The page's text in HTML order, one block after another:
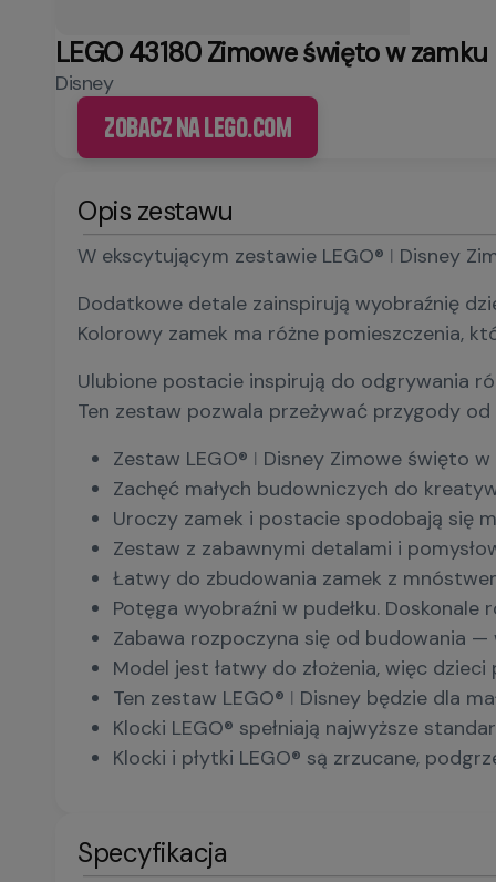
LEGO 43180 Zimowe święto w zamku
Disney
Zobacz na LEGO.com
Opis zestawu
W ekscytującym zestawie LEGO® ǀ Disney
Dodatkowe detale zainspirują wyobraźnię
Kolorowy zamek ma różne pomieszczenia,
Ulubione postacie inspirują do odgrywania
Ten zestaw pozwala przeżywać przygody
Zestaw LEGO® ǀ Disney Zimowe święto
Zachęć małych budowniczych do
Uroczy zamek i postacie spodobają się
Zestaw z zabawnymi detalami i
Łatwy do zbudowania zamek z
Potęga wyobraźni w pudełku.
Zabawa rozpoczyna się od budowania
Model jest łatwy do złożenia, więc
Ten zestaw LEGO® ǀ Disney będzie dla
Klocki LEGO® spełniają najwyższe
Klocki i płytki LEGO® są zrzucane,
Specyfikacja